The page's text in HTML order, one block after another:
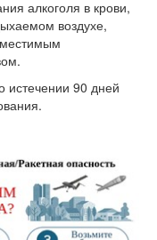
алкоголя в крови,
воздухе,
истечении 90 дней